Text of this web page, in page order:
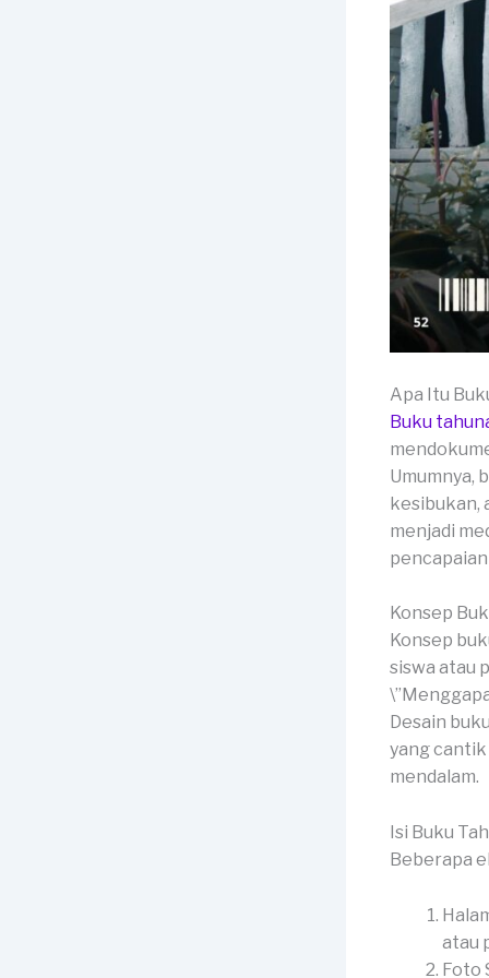
Apa Itu
Buku
Umumnya,
kesibukan,
menjadi
Konsep
Konsep
siswa atau
Desain
yang cantik
mendalam.
Isi Buku
Beberapa
atau
Foto